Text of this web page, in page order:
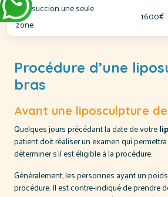
Liposuccion une seule
zone
1600€
Procédure d’une
bras
Avant une liposculpture
Quelques jours précédant la date de votre
patient doit réaliser un examen qui
déterminer s’il est éligible à la procédure.
Généralement, les personnes ayant un
procédure. Il est contre-indiqué de prendre